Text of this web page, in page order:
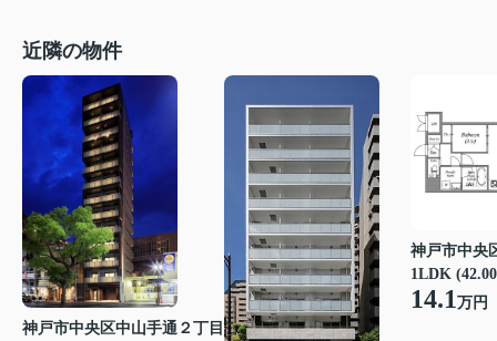
近隣の物件
神戸市中央区中山手通２丁目
神戸市中央
1LDK
14.1万円